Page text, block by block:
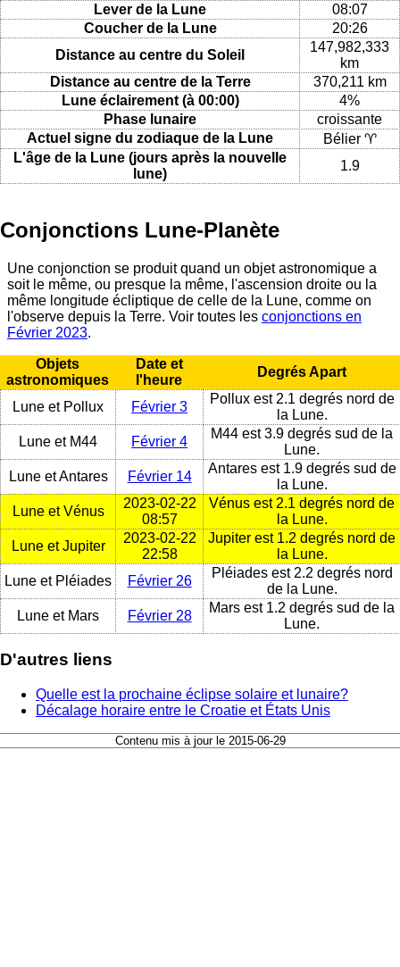
Lever de la Lune
08:07
Coucher de la Lune
20:26
Distance au centre du Soleil
147,982,333
km
Distance au centre de la Terre
370,211 km
Lune éclairement (à 00:00)
4%
Phase lunaire
croissante
Actuel signe du zodiaque de la Lune
Bélier ♈
L'âge de la Lune (jours après la nouvelle
lune)
1.9
Conjonctions Lune-Planète
Une conjonction se produit quand un objet astronomique a
soit le même, ou presque la même, l'ascension droite ou la
même longitude écliptique de celle de la Lune, comme on
l'observe depuis la Terre. Voir toutes les conjonctions en
Février 2023.
Objets
astronomiques
Date et
l'heure
Degrés Apart
Lune et Pollux Février 3
Pollux est 2.1 degrés nord de
la Lune.
Lune et M44
Février 4
M44 est 3.9 degrés sud de la
Lune.
Lune et Antares
Février 14
Antares est 1.9 degrés sud de
la Lune.
Lune et Vénus
2023-02-22
08:57
Vénus est 2.1 degrés nord de
la Lune.
Lune et Jupiter
2023-02-22
22:58
Jupiter est 1.2 degrés nord de
la Lune.
Lune et Pléiades
Février 26
Pléiades est 2.2 degrés nord
de la Lune.
Lune et Mars
Février 28
Mars est 1.2 degrés sud de la
Lune.
D'autres liens
Quelle est la prochaine éclipse solaire et lunaire?
Décalage horaire entre le Croatie et États Unis
Contenu mis à jour le 2015-06-29